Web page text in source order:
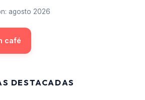
: agosto 2026
café
DESTACADAS